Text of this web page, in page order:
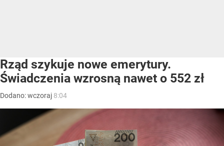
Rząd szykuje nowe emerytury.
Świadczenia wzrosną nawet o 552 zł
Dodano:wczoraj 8:04